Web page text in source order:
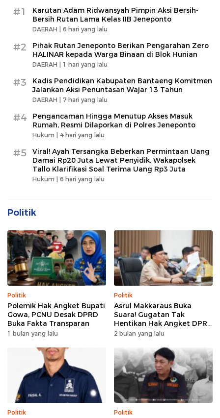
#1
Karutan Adam Ridwansyah Pimpin Aksi Bersih-
Bersih Rutan Lama Kelas IIB Jeneponto
DAERAH | 6 hari yang lalu
#2
Pihak Rutan Jeneponto Berikan Pengarahan Zero
HALINAR kepada Warga Binaan di Blok Hunian
DAERAH | 1 hari yang lalu
#3
Kadis Pendidikan Kabupaten Bantaeng Komitmen
Jalankan Aksi Penuntasan Wajar 13 Tahun
DAERAH | 7 hari yang lalu
#4
Pengancaman Hingga Menutup Akses Masuk
Rumah, Resmi Dilaporkan di Polres Jeneponto
Hukum | 4 hari yang lalu
#5
Viral! Ayah Tersangka Beberkan Permintaan Uang
Damai Rp20 Juta Lewat Penyidik, Wakapolsek
Tallo Klarifikasi Soal Terima Uang Rp3 Juta
Hukum | 6 hari yang lalu
Politik
Politik
Polemik Hak Angket Bupati
Gowa, PCNU Desak DPRD
Buka Fakta Transparan
1 bulan yang lalu
Politik
Asrul Makkaraus Buka
Suara! Gugatan Tak
Hentikan Hak Angket DPRD
Gowa
2 bulan yang lalu
Politik Politik